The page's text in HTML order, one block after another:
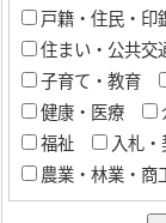
戸籍・住民・
住まい・公共交
子育て・教育
健康・医療
福祉
入札・
農業・林業・商